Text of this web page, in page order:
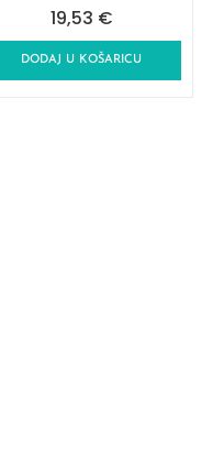
19,53 €
DODAJ U KOŠARICU